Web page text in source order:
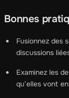
Bonnes
Fusionnez des
discussions
Examinez les
qu’elles vont